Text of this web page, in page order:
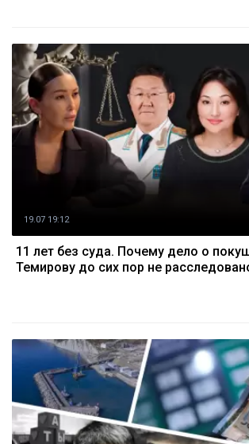
19.07 19:12
11 лет без суда. Почему дело о
Темирову до сих пор не